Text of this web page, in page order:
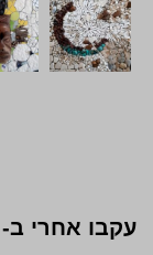
עקבו אחרי ב-